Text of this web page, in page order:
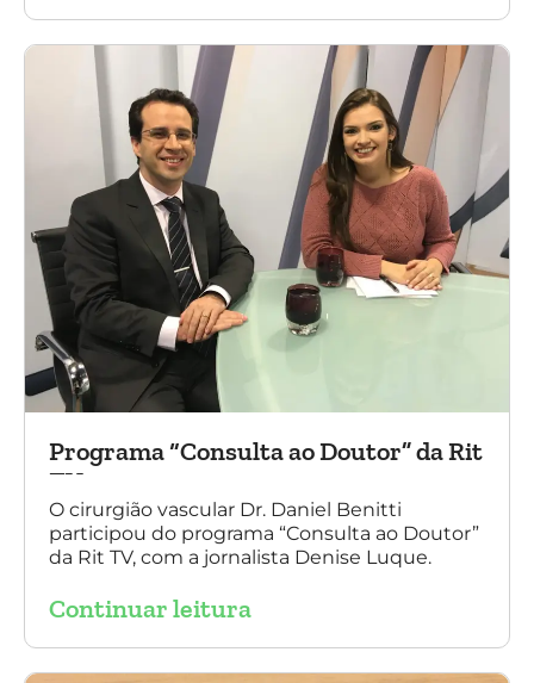
Sergio Belczak pelo convite!
Programa “Consulta ao Doutor” da Rit
TV
O cirurgião vascular Dr. Daniel Benitti
participou do programa “Consulta ao Doutor”
da Rit TV, com a jornalista Denise Luque.
Continuar leitura